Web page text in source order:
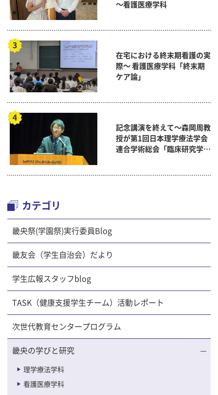
～看護医療学科
在宅における終末期看護の実
際～ 看護医療学科「終末期
ケア論」
記念講演を終えて～森岡周教
授が第1回日本理学療法学会
連合学術総会「臨床研究学術
カテゴリ
畿央祭(学園祭)実行委員Blog
畿友会（学生自治会）だより
学生広報スタッフblog
TASK（健康支援学生チーム）活動レポート
次世代教育センタープログラム
畿央の学びと研究
理学療法学科
看護医療学科